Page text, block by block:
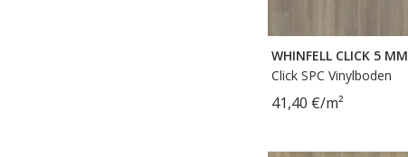
WHINFELL CLICK 5 MM
Click SPC Vinylboden
41,40 €/m²